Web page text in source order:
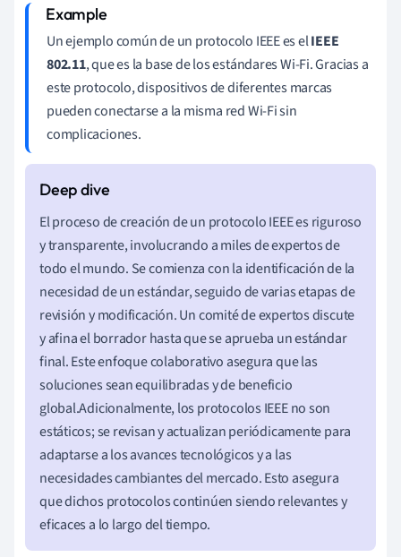
Un ejemplo común de un protocolo IEEE es elIEEE
802.11, que es la base de los estándares Wi-Fi. Gracias a
este protocolo, dispositivos de diferentes marcas
pueden conectarse a la misma red Wi-Fi sin
complicaciones.
El proceso de creación de un protocolo IEEE es riguroso
y transparente, involucrando a miles de expertos de
todo el mundo. Se comienza con la identificación de la
necesidad de un estándar, seguido de varias etapas de
revisión y modificación. Un comité de expertos discute
y afina el borrador hasta que se aprueba un estándar
final. Este enfoque colaborativo asegura que las
soluciones sean equilibradas y de beneficio
global.Adicionalmente, los protocolos IEEE no son
estáticos; se revisan y actualizan periódicamente para
adaptarse a los avances tecnológicos y a las
necesidades cambiantes del mercado. Esto asegura
que dichos protocolos continúen siendo relevantes y
eficaces a lo largo del tiempo.